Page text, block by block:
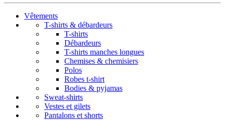
Vêtements
T-shirts & débardeurs
T-shirts
Débardeurs
T-shirts manches longues
Chemises & chemisiers
Polos
Robes t-shirt
Bodies & pyjamas
Sweat-shirts
Vestes et gilets
Pantalons et shorts